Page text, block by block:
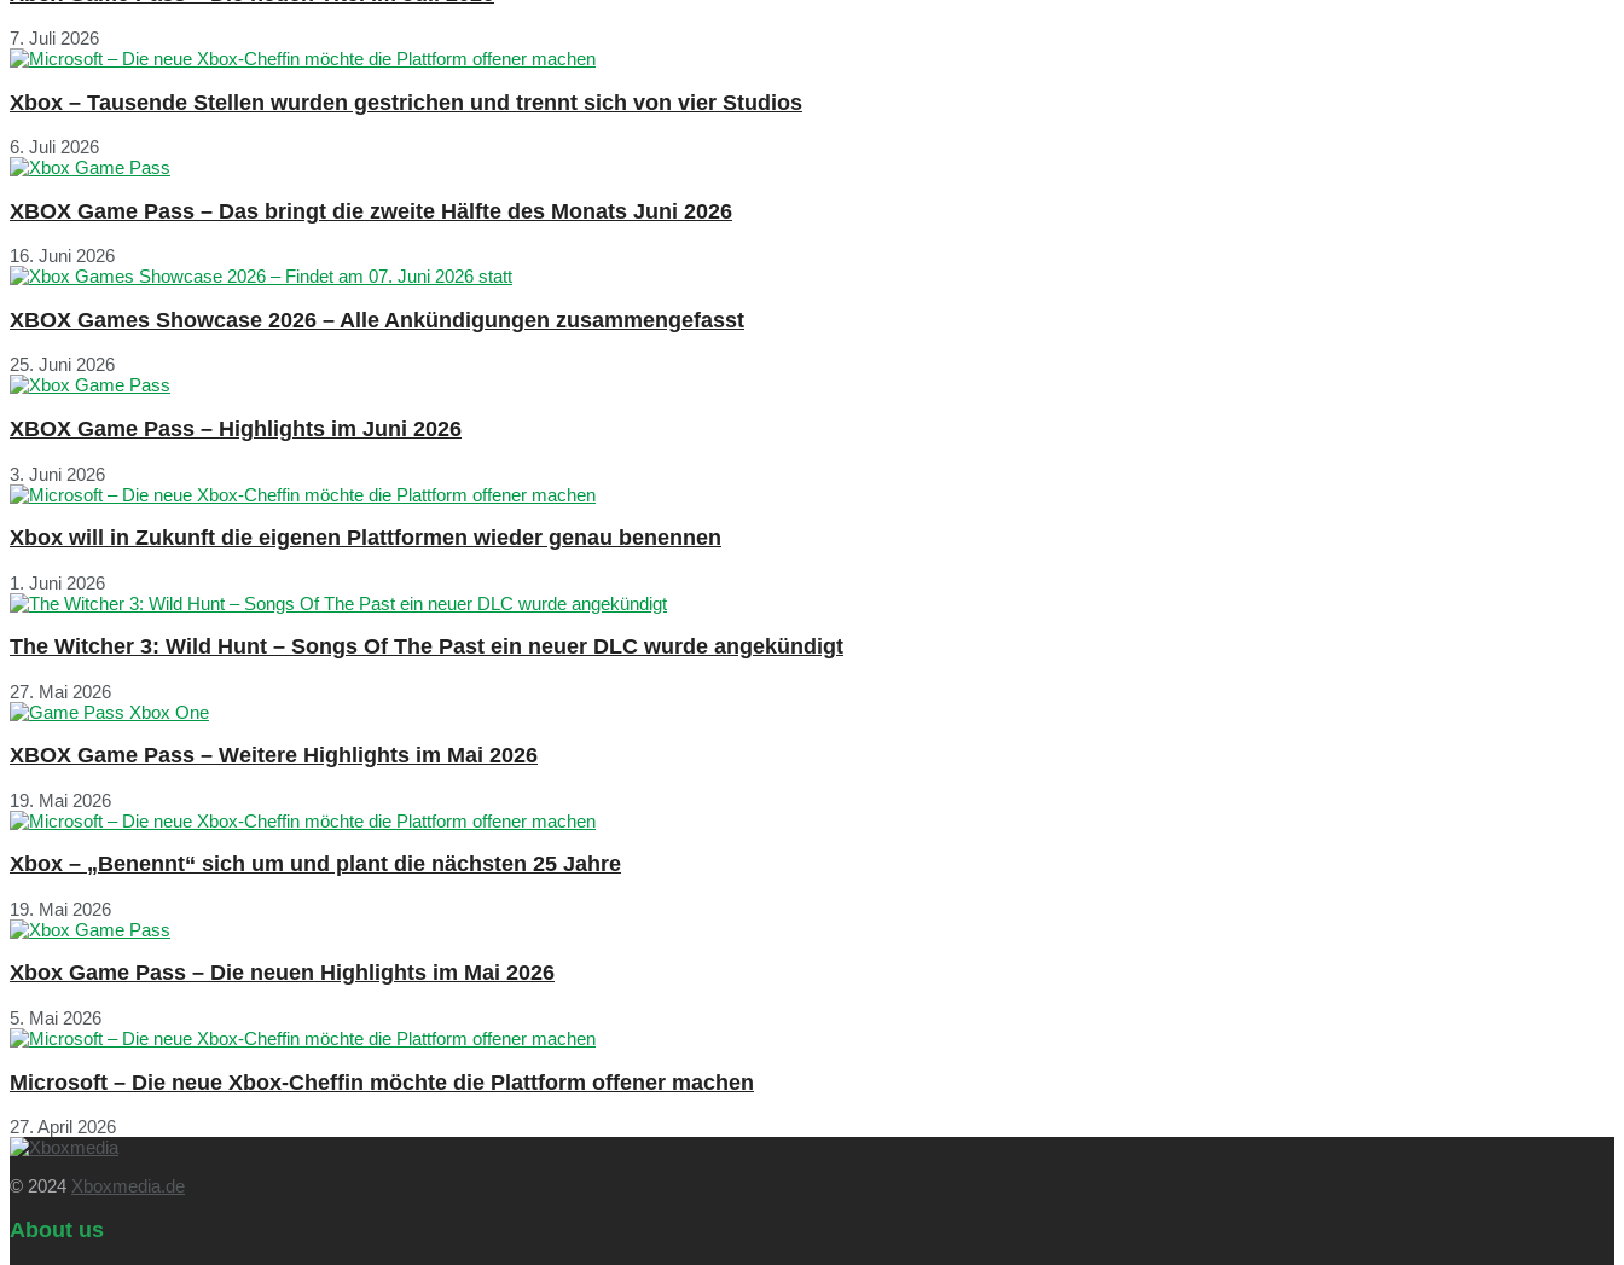
7. Juli 2026
Xbox – Tausende Stellen wurden gestrichen und trennt sich von vier Studios
6. Juli 2026
XBOX Game Pass – Das bringt die zweite Hälfte des Monats Juni 2026
16. Juni 2026
XBOX Games Showcase 2026 – Alle Ankündigungen zusammengefasst
25. Juni 2026
XBOX Game Pass – Highlights im Juni 2026
3. Juni 2026
Xbox will in Zukunft die eigenen Plattformen wieder genau benennen
1. Juni 2026
The Witcher 3: Wild Hunt – Songs Of The Past ein neuer DLC wurde angekündigt
27. Mai 2026
XBOX Game Pass – Weitere Highlights im Mai 2026
19. Mai 2026
Xbox – „Benennt“ sich um und plant die nächsten 25 Jahre
19. Mai 2026
Xbox Game Pass – Die neuen Highlights im Mai 2026
5. Mai 2026
Microsoft – Die neue Xbox-Cheffin möchte die Plattform offener machen
27. April 2026
© 2024 Xboxmedia.de
About us